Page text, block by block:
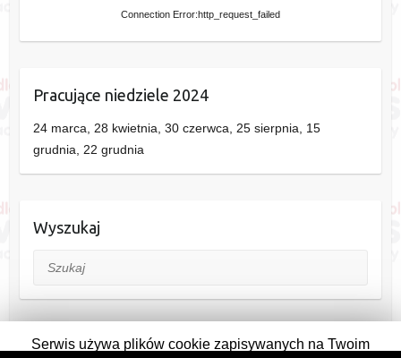
Connection Error:http_request_failed
Pracujące niedziele 2024
24 marca, 28 kwietnia, 30 czerwca, 25 sierpnia, 15
grudnia, 22 grudnia
Wyszukaj
Szukaj
Serwis używa plików cookie zapisywanych na Twoim